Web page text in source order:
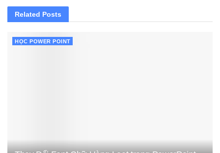
Related Posts
HỌC POWER POINT